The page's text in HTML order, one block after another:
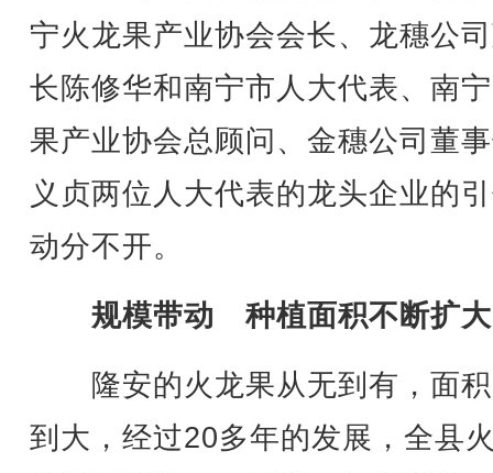
宁火龙果产业协会会长、龙穗公
长陈修华和南宁市人大代表、南
果产业协会总顾问、金穗公司董
义贞两位人大代表的龙头企业的
动分不开。
规模带动 种植面积不断扩大
隆安的火龙果从无到有，面
到大，经过20多年的发展，全县